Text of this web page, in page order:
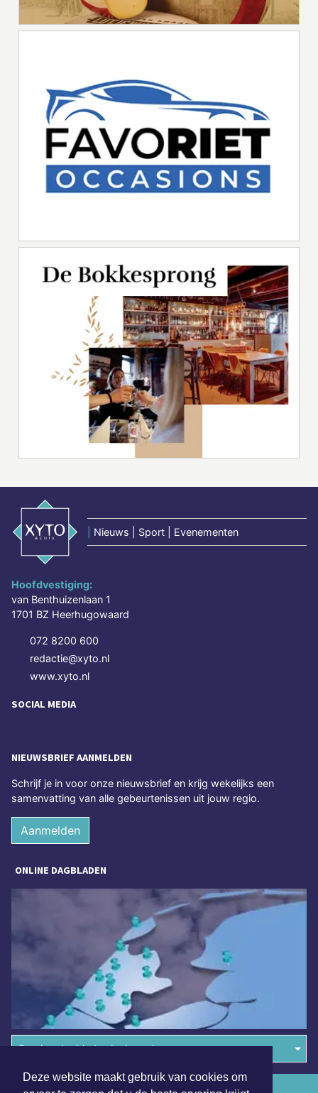
Deze website maakt gebruik van cookies om
Nieuws | Sport | Evenementen
Hoofdvestiging:
van Benthuizenlaan 1
1701 BZ Heerhugowaard
072 8200 600
redactie@xyto.nl
www.xyto.nl
SOCIAL MEDIA
NIEUWSBRIEF AANMELDEN
Schrijf je in voor onze nieuwsbrief en krijg wekelijks een
samenvatting van alle gebeurtenissen uit jouw regio.
Aanmelden
ONLINE DAGBLADEN
Overige dagbladen in de regio